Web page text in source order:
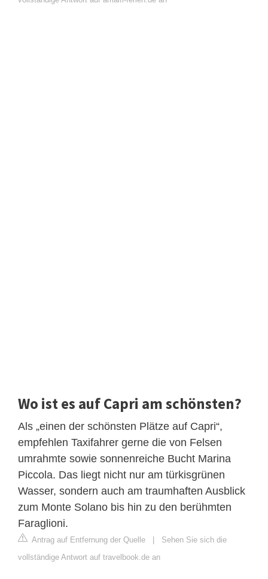
Wo ist es auf Capri am schönsten?
Als „einen der schönsten Plätze auf Capri“,
empfehlen Taxifahrer gerne die von Felsen
umrahmte sowie sonnenreiche Bucht Marina
Piccola. Das liegt nicht nur am türkisgrünen
Wasser, sondern auch am traumhaften Ausblick
zum Monte Solano bis hin zu den berühmten
Faraglioni.
Antrag auf Entfernung der Quelle | Sehen Sie sich die
vollständige Antwort auf travelbook.de an